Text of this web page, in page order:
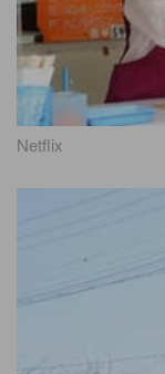
Netflix